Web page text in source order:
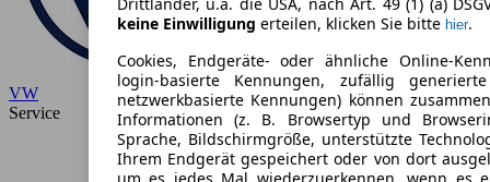
VW
Service
Drittländer, u.a. die USA, nach Art. 49 (1) (a)
keine Einwilligung erteilen, klicken Sie bitte hier.
Cookies, Endgeräte- oder ähnliche Online-
login-basierte Kennungen, zufällig
netzwerkbasierte Kennungen) können
Informationen (z. B. Browsertyp und
Sprache, Bildschirmgröße, unterstützte
Ihrem Endgerät gespeichert oder von dort